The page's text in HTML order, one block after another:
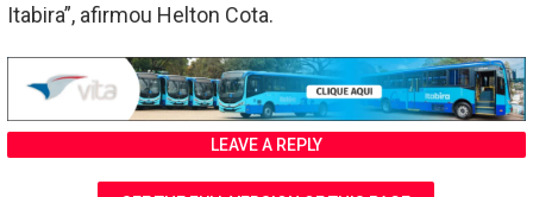
Itabira”, afirmou Helton Cota.
LEAVE A REPLY